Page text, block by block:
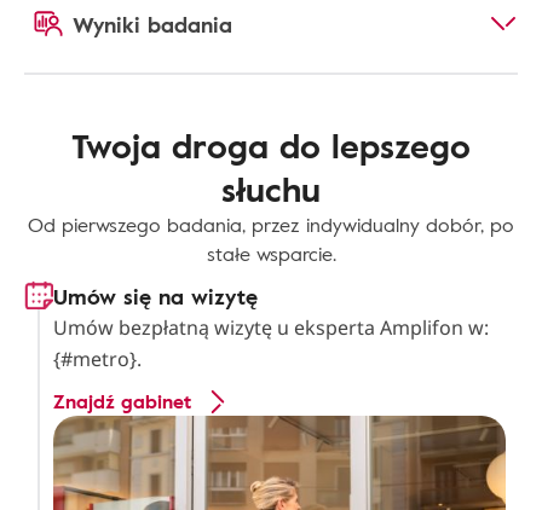
Wyniki badania
Twoja droga do lepszego
słuchu
Od pierwszego badania, przez indywidualny dobór, po
stałe wsparcie.
Umów się na wizytę
Umów bezpłatną wizytę u eksperta Amplifon w:
{#metro}.
Znajdź gabinet